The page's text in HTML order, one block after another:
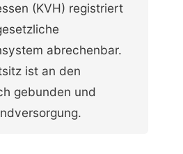
(KVH) registriert
abrechenbar.
ist an den
gebunden und